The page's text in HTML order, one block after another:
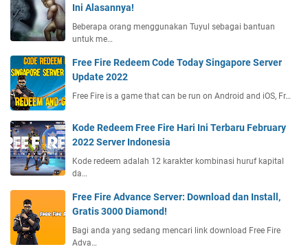
Ini Alasannya!
Beberapa orang menggunakan Tuyul sebagai bantuan
untuk me…
Free Fire Redeem Code Today Singapore Server
Update 2022
Free Fire is a game that can be run on Android and iOS, Fr…
Kode Redeem Free Fire Hari Ini Terbaru February
2022 Server Indonesia
Kode redeem adalah 12 karakter kombinasi huruf kapital
da…
Free Fire Advance Server: Download dan Install,
Gratis 3000 Diamond!
Bagi anda yang sedang mencari link download Free Fire
Adva…